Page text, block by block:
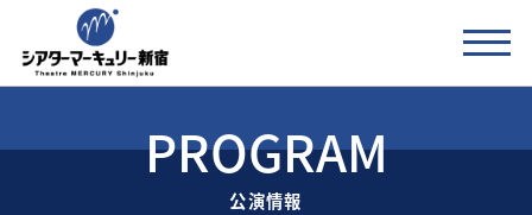
公演情報 PROGRAM
公演情報